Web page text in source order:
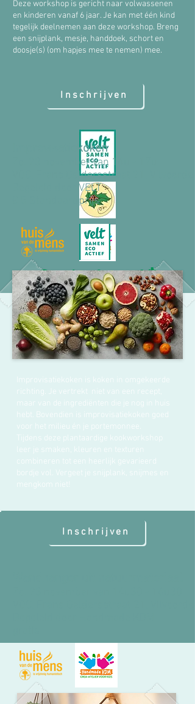
Deze workshop is gericht naar volwassenen
en kinderen vanaf 6 jaar. Je kan met één kind
tegelijk deelnemen aan deze workshop. Breng
een snijplank, mesje, handdoek, schort en
doosje(s) (om hapjes mee te nemen) mee.
Inschrijven
Improvisatiekoken
Zo. 23 november van 14u - 17u
VOC, Frans Geldersstraat 21, Vilvoorde
Begeleid door VELT
€ 5 Standaardprijs
Improvisatiekoken is koken in omgekeerde
richting. Je vertrekt niet van een recept,
maar van de ingrediënten die je nog in huis
hebt. Bovendien is improvisatiekoken goed
voor het milieu én je portemonnee.
Tijdens deze plantaardige kookworkshop
leer je smaken, kleuren en texturen
combineren tot een heerlijk gevarieerd
bordje vol. Vergeet je snijplank, snijmes en
mengkom niet!
Inschrijven